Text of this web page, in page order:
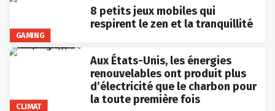
GAMING
8 petits jeux mobiles qui
respirent le zen et la tranquillité
CLIMAT
Aux États-Unis, les énergies
renouvelables ont produit plus
d’électricité que le charbon pour
la toute première fois